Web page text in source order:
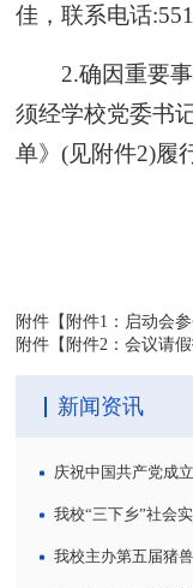
佳，联系电话
2.确因重要
须经学校党委书
单》(见附件2)履
附件【 附件1：启动会
附件【 附件2：会议请
新闻资讯
庆祝中国共产党成
我校“三下乡”社会
我校主办第五届猪